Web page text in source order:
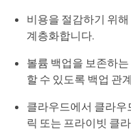
비용을 절감하기 위
계층화합니다.
볼륨 백업을 보존하
할 수 있도록 백업 관
클라우드에서 클라우
릭 또는 프라이빗 클